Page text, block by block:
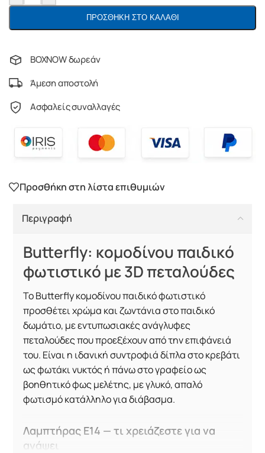
ΠΡΟΣΘΉΚΗ ΣΤΟ ΚΑΛΆΘΙ
BOXNOW δωρεάν
Άμεση αποστολή
Ασφαλείς συναλλαγές
Προσθήκη στη λίστα επιθυμιών
Περιγραφή
Butterfly: κομοδίνου παιδικό
φωτιστικό με 3D πεταλούδες
Το Butterfly κομοδίνου παιδικό φωτιστικό
προσθέτει χρώμα και ζωντάνια στο παιδικό
δωμάτιο, με εντυπωσιακές ανάγλυφες
πεταλούδες που προεξέχουν από την επιφάνειά
του. Είναι η ιδανική συντροφιά δίπλα στο κρεβάτι
ως φωτάκι νυκτός ή πάνω στο γραφείο ως
βοηθητικό φως μελέτης, με γλυκό, απαλό
φωτισμό κατάλληλο για διάβασμα.
Λαμπτήρας E14 — τι χρειάζεστε για να
ανάψει